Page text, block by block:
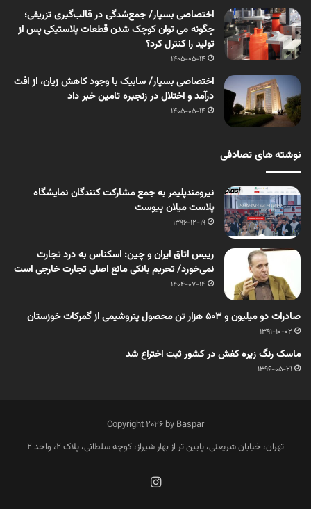
اختصاصی بسپار/ جمع‌شدگی در قالب‌گیری تزریقی؛
چگونه می توان کوچک شدن قطعات پلاستیکی پس از
تولید را کنترل کرد؟
1405-05-14
اختصاصی بسپار/ سابیک با وجود کاهش زیان، از افت
درآمد و اختلال در زنجیره تامین خبر داد
1405-05-14
نوشته های تصادفی
نیرومندپلیمر به جمع مشارکت کنندگان نمایشگاه
پلاست میلان پیوست
1396-12-19
رییس اتاق ایران و چین: اسکناس به درد تجارت
نمی‌خورد/ تحریم بانکی مانع اصلی تجارت خارجی است
1404-07-14
صادرات دو میلیون و 503 هزار تن محصول پتروشیمی از گمرکات خوزستان
1391-10-02
ماسک رنگ زیره کفش در کشور ثبت اختراع شد
1396-05-21
Copyright 2026 by Baspar
تهران، خیابان شریعتی، پایین تر از بهار شیراز، کوچه سلطانی، پلاک 2، واحد 2